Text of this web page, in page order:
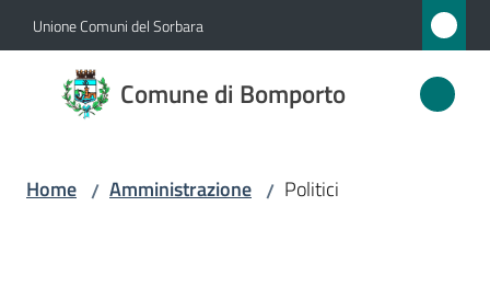
Vai al contenuto
Vai alla navigazione
Vai al footer
Unione Comuni del Sorbara
Comune di Bomporto
Comune
di
Home / Amministrazione / Politici